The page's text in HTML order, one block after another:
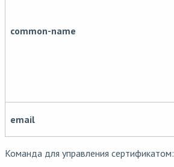
common-name
email
Команда для управления сертификатом: